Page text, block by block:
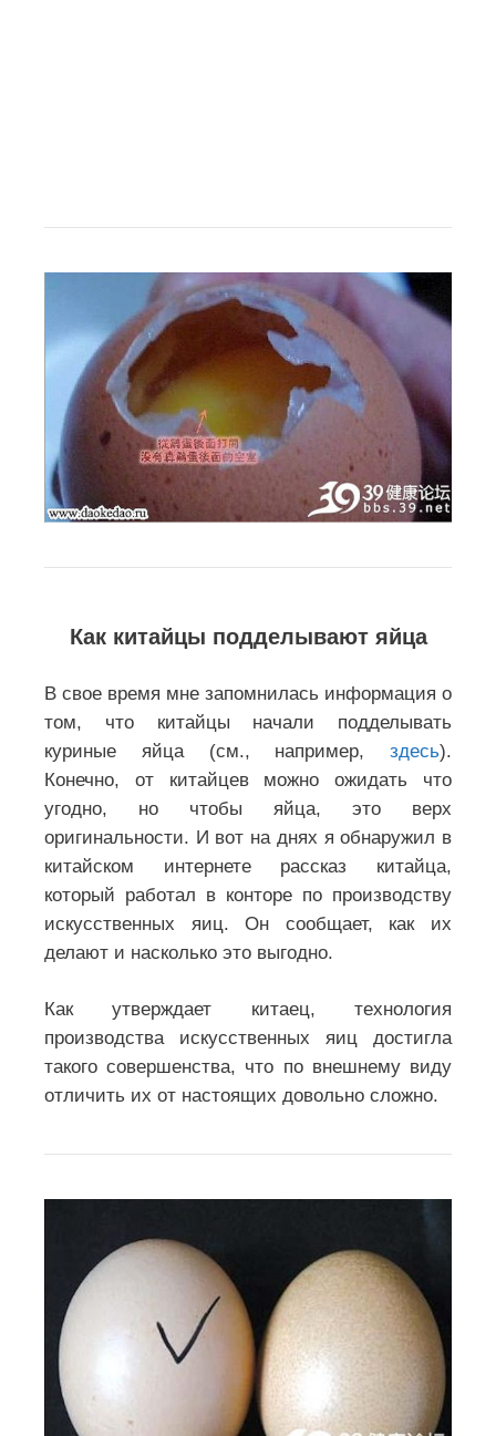
Как китайцы подделывают яйца
В свое время мне запомнилась информация о
том, что китайцы начали подделывать
куриные яйца (см., например, здесь).
Конечно, от китайцев можно ожидать что
угодно, но чтобы яйца, это верх
оригинальности. И вот на днях я обнаружил в
китайском интернете рассказ китайца,
который работал в конторе по производству
искусственных яиц. Он сообщает, как их
делают и насколько это выгодно.
Как утверждает китаец, технология
производства искусственных яиц достигла
такого совершенства, что по внешнему виду
отличить их от настоящих довольно сложно.